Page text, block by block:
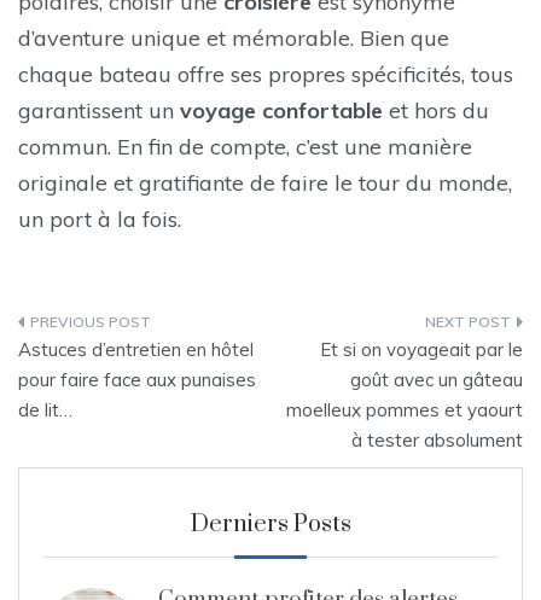
d’aventure unique et mémorable. Bien que
chaque bateau offre ses propres spécificités, tous
garantissent un voyage confortable et hors du
commun. En fin de compte, c’est une manière
originale et gratifiante de faire le tour du monde,
un port à la fois.
Post
navigation
Astuces d’entretien en hôtel
pour faire face aux punaises
de lit…
Et si on voyageait par le
goût avec un gâteau
moelleux pommes et yaourt
à tester absolument
Derniers Posts